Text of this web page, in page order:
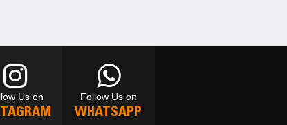
Us on Follow Us on
WHATSAPP